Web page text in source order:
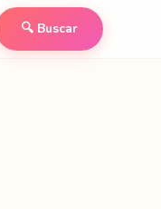
🔍 Buscar